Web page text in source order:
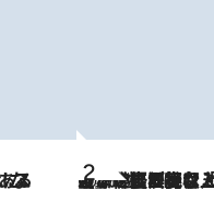
2026.8.5
【なぜ吉沢亮は「気配を消せる」のか？】興行収入208億の『国宝』を経て挑むミュージカル『ディア・エヴァン・ハンセン』。トップ俳優が舞台上でさらけ出した“孤独”とは